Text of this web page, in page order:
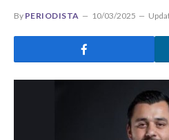
By PERIODISTA 10/03/2025